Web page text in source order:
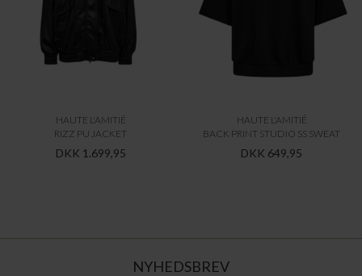
HAUTE L'AMITIÉ
RIZZ PU JACKET
DKK 1.699,95
HAUTE L'AMITIÉ
BACK PRINT STUDIO SS SWEAT
DKK 649,95
NYHEDSBREV